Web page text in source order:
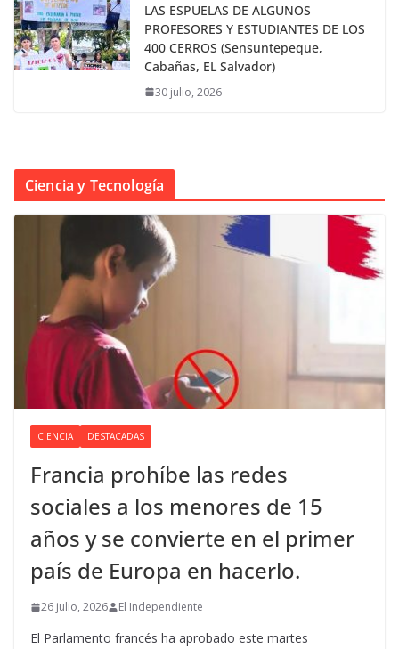
LAS ESPUELAS DE ALGUNOS
PROFESORES Y ESTUDIANTES DE LOS
400 CERROS (Sensuntepeque,
Cabañas, EL Salvador)
30 julio, 2026
Ciencia y Tecnología
CIENCIA DESTACADAS
Francia prohíbe las redes
sociales a los menores de 15
años y se convierte en el primer
país de Europa en hacerlo.
26 julio, 2026 El Independiente
El Parlamento francés ha aprobado este martes